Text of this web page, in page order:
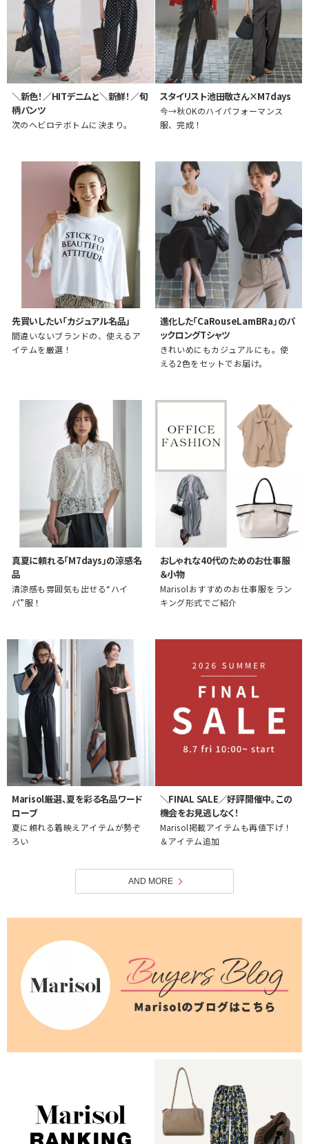
＼新色！／HITデニムと＼新鮮！／旬
柄パンツ
次のヘビロテボトムに決まり。
スタイリスト池田敬さん×M7days
今→秋OKのハイパフォーマンス
服、完成！
先買いしたい「カジュアル名品」
間違いないブランドの、使えるア
イテムを厳選！
進化した「CaRouseLamBRa」のパ
ックロングTシャツ
きれいめにもカジュアルにも。使
える2色をセットでお届け。
真夏に頼れる「M7days」の涼感名
品
清涼感も雰囲気も出せる“ハイ
パ”服！
おしゃれな40代のためのお仕事服
＆小物
Marisolおすすめのお仕事服をラン
キング形式でご紹介
Marisol厳選、夏を彩る名品ワード
ローブ
夏に頼れる着映えアイテムが勢ぞ
ろい
＼FINAL SALE／好評開催中。この
機会をお見逃しなく！
Marisol掲載アイテムも再値下げ！
＆アイテム追加
AND MORE